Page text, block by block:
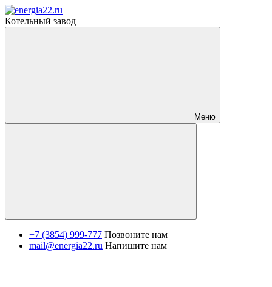
Котельный завод
Меню
+7 (3854) 999-777 Позвоните нам
mail@energia22.ru Напишите нам